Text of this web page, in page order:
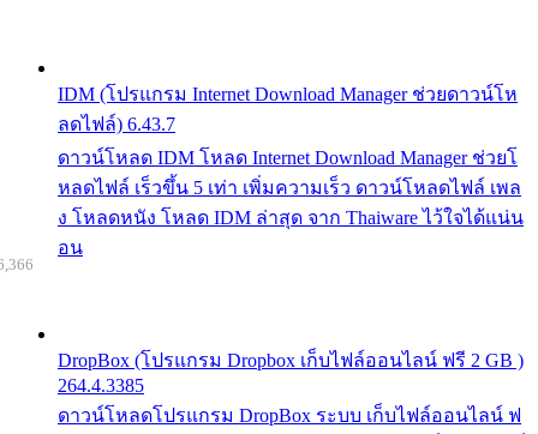
IDM (โปรแกรม Internet Download Manager ช่วยดาวน์โห
ลดไฟล์) 6.43.7
ดาวน์โหลด IDM โหลด Internet Download Manager ช่วยโ
หลดไฟล์ เร็วขึ้น 5 เท่า เพิ่มความเร็ว ดาวน์โหลดไฟล์ เพล
ง โหลดหนัง โหลด IDM ล่าสุด จาก Thaiware ไว้ใจได้แน่น
อน
DropBox (โปรแกรม Dropbox เก็บไฟล์ออนไลน์ ฟรี 2 GB )
264.4.3385
ดาวน์โหลดโปรแกรม DropBox ระบบ เก็บไฟล์ออนไลน์ ฟ